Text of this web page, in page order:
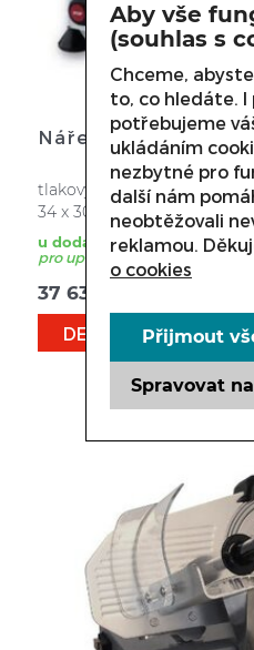
Nářezový stroj
tlakový odlitek z hliníkové
34 x 30 • rezný stul uložen
u dodavatelezboží je
pro upřesnění termínu nás
37 632
DETAIL
Aby vše
(souhlas s
Chceme,
to, co hledáte.
potřebujeme
ukládáním
nezbytné pro
další nám
neobtěžovali
reklamou.
o cookies
Spravovat
Přijmout